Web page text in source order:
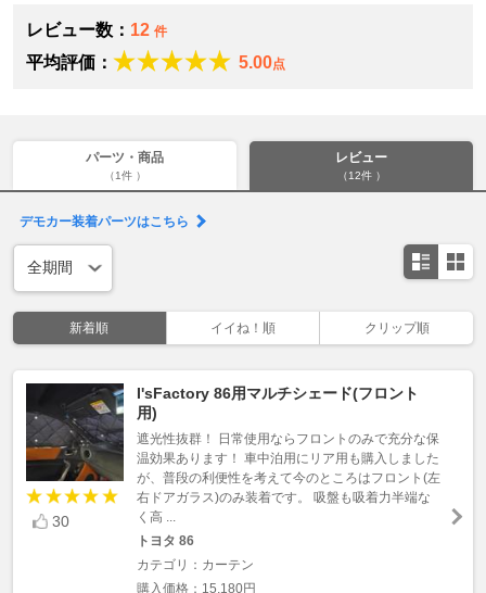
レビュー数： 12 件
平均評価： 5.00点
パーツ・商品
（1件 ）
レビュー
（12件 ）
デモカー装着パーツはこちら
新着順 イイね！順 クリップ順
30
I'sFactory 86用マルチシェード(フロント
用)
遮光性抜群！ 日常使用ならフロントのみで充分な保
温効果あります！ 車中泊用にリア用も購入しました
が、普段の利便性を考えて今のところはフロント(左
右ドアガラス)のみ装着です。 吸盤も吸着力半端な
く高 ...
トヨタ 86
カテゴリ：カーテン
購入価格：15,180円